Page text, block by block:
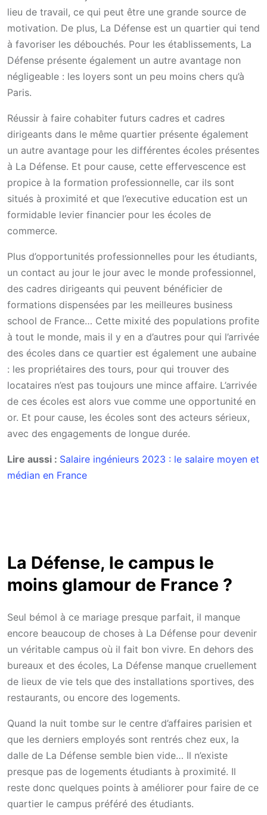
lieu de travail, ce qui peut être une grande source de
motivation. De plus, La Défense est un quartier qui tend
à favoriser les débouchés. Pour les établissements, La
Défense présente également un autre avantage non
négligeable : les loyers sont un peu moins chers qu’à
Paris.
Réussir à faire cohabiter futurs cadres et cadres
dirigeants dans le même quartier présente également
un autre avantage pour les différentes écoles présentes
à La Défense. Et pour cause, cette effervescence est
propice à la formation professionnelle, car ils sont
situés à proximité et que l’executive education est un
formidable levier financier pour les écoles de
commerce.
Plus d’opportunités professionnelles pour les étudiants,
un contact au jour le jour avec le monde professionnel,
des cadres dirigeants qui peuvent bénéficier de
formations dispensées par les meilleures business
school de France… Cette mixité des populations profite
à tout le monde, mais il y en a d’autres pour qui l’arrivée
des écoles dans ce quartier est également une aubaine
: les propriétaires des tours, pour qui trouver des
locataires n’est pas toujours une mince affaire. L’arrivée
de ces écoles est alors vue comme une opportunité en
or. Et pour cause, les écoles sont des acteurs sérieux,
avec des engagements de longue durée.
Lire aussi : Salaire ingénieurs 2023 : le salaire moyen et
médian en France
La Défense, le campus le
moins glamour de France ?
Seul bémol à ce mariage presque parfait, il manque
encore beaucoup de choses à La Défense pour devenir
un véritable campus où il fait bon vivre. En dehors des
bureaux et des écoles, La Défense manque cruellement
de lieux de vie tels que des installations sportives, des
restaurants, ou encore des logements.
Quand la nuit tombe sur le centre d’affaires parisien et
que les derniers employés sont rentrés chez eux, la
dalle de La Défense semble bien vide… Il n’existe
presque pas de logements étudiants à proximité. Il
reste donc quelques points à améliorer pour faire de ce
quartier le campus préféré des étudiants.